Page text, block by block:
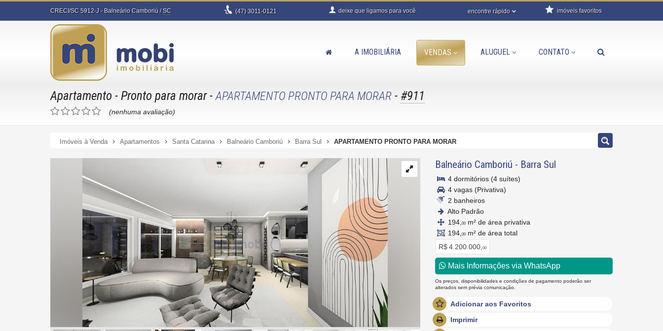
CRECI/SC 5912-J - Balneário Camboriú /SC (47)3011-0121 deixe que ligamos para você encontre rápido imóveis favoritos
A IMOBILIÁRIA VENDAS ALUGUEL CONTATO
Apartamento - Pronto para morar-APARTAMENTO PRONTO PARA MORAR - #911
(nenhuma avaliação)
Imóveis à Venda Apartamentos Santa Catarina Balneário Camboriú Barra Sul APARTAMENTO PRONTO PARA MORAR
Balneário Camboriú - Barra Sul
4 dormitórios (4 suítes)
4 vagas (Privativa)
2 banheiros
Alto Padrão
194, 00 m² de área privativa
194, 00 m² de área total
R$ 4.200.000, 00
Mais Informações via WhatsApp
Os preços, disponibilidades e condições de pagamento poderão ser
alterados sem prévia comunicação.
Adicionar aos Favoritos
Imprimir